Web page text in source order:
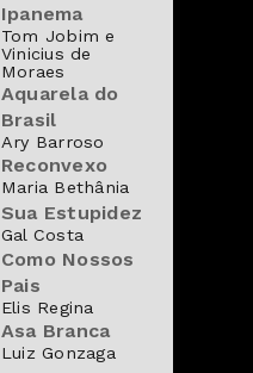
Ipanema
Tom Jobim e
Vinicius de
Moraes
Aquarela do
Brasil
Ary Barroso
Reconvexo
Maria Bethânia
Sua Estupidez
Gal Costa
Como Nossos
Pais
Elis Regina
Asa Branca
Luiz Gonzaga